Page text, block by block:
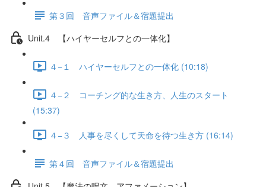
第３回 音声ファイル＆宿題提出
Unit.4 【ハイヤーセルフとの一体化】
４−１ ハイヤーセルフとの一体化 (10:18)
４−２ コーチング的な生き方、人生のスタート
(15:37)
４−３ 人事を尽くして天命を待つ生き方 (16:14)
第４回 音声ファイル＆宿題提出